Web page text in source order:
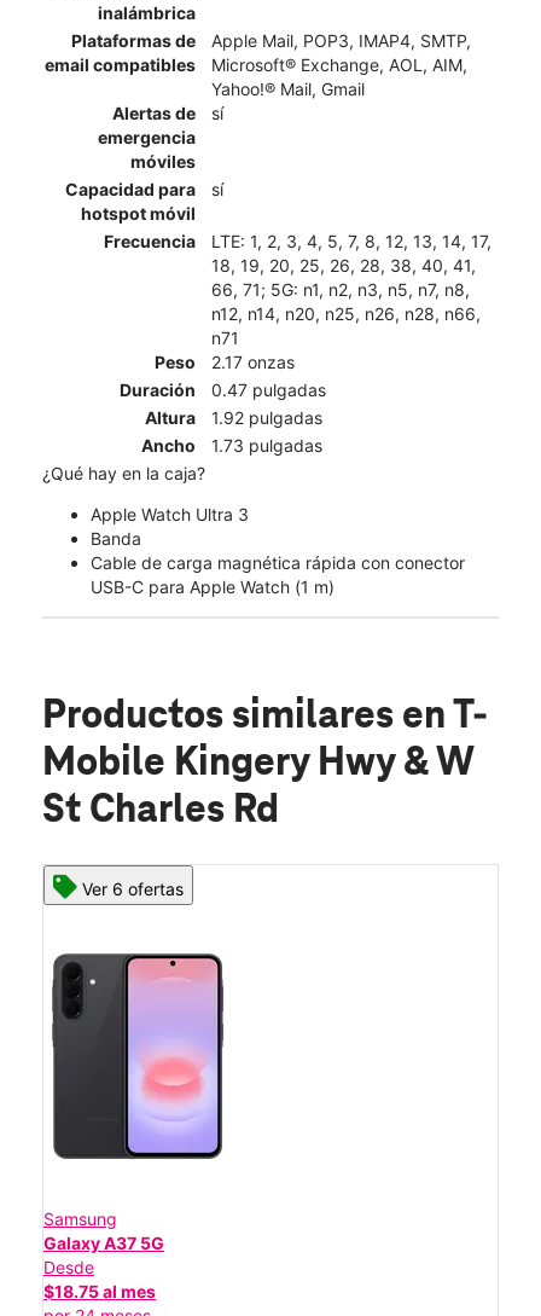
inalámbrica
Plataformas de
email compatibles
Apple Mail, POP3, IMAP4, SMTP,
Microsoft® Exchange, AOL, AIM,
Yahoo!® Mail, Gmail
Alertas de
emergencia
móviles
sí
Capacidad para
hotspot móvil
sí
Frecuencia
LTE: 1, 2, 3, 4, 5, 7, 8, 12, 13, 14, 17,
18, 19, 20, 25, 26, 28, 38, 40, 41,
66, 71; 5G: n1, n2, n3, n5, n7, n8,
n12, n14, n20, n25, n26, n28, n66,
n71
Peso
2.17 onzas
Duración
0.47 pulgadas
Altura
1.92 pulgadas
Ancho
1.73 pulgadas
¿Qué hay en la caja?
Apple Watch Ultra 3
Banda
Cable de carga magnética rápida con conector
USB-C para Apple Watch (1 m)
Productos similares en T-
Mobile Kingery Hwy & W
St Charles Rd
Ver 6 ofertas
Samsung
Galaxy A37 5G
Desde
$18.75 al mes